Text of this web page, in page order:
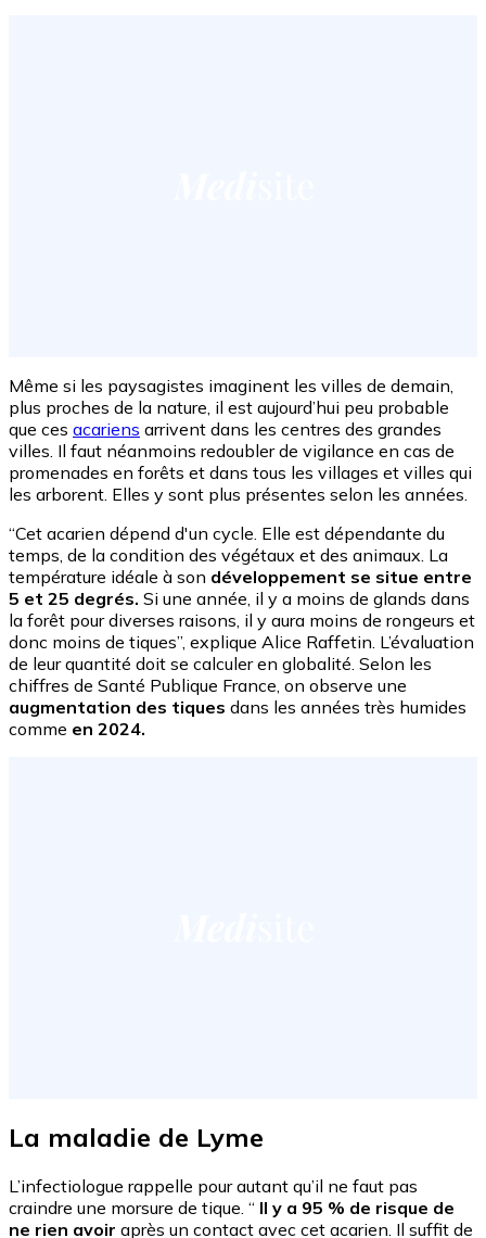
Même si les paysagistes imaginent les villes de demain,
plus proches de la nature, il est aujourd’hui peu probable
que ces acariens arrivent dans les centres des grandes
villes. Il faut néanmoins redoubler de vigilance en cas de
promenades en forêts et dans tous les villages et villes qui
les arborent. Elles y sont plus présentes selon les années.
“Cet acarien dépend d'un cycle. Elle est dépendante du
temps, de la condition des végétaux et des animaux. La
température idéale à son développement se situe entre
5 et 25 degrés. Si une année, il y a moins de glands dans
la forêt pour diverses raisons, il y aura moins de rongeurs et
donc moins de tiques”, explique Alice Raffetin. L’évaluation
de leur quantité doit se calculer en globalité. Selon les
chiffres de Santé Publique France, on observe une
augmentation des tiques dans les années très humides
comme en 2024.
La maladie de Lyme
L’infectiologue rappelle pour autant qu’il ne faut pas
craindre une morsure de tique. “ Il y a 95 % de risque de
ne rien avoir après un contact avec cet acarien. Il suffit de